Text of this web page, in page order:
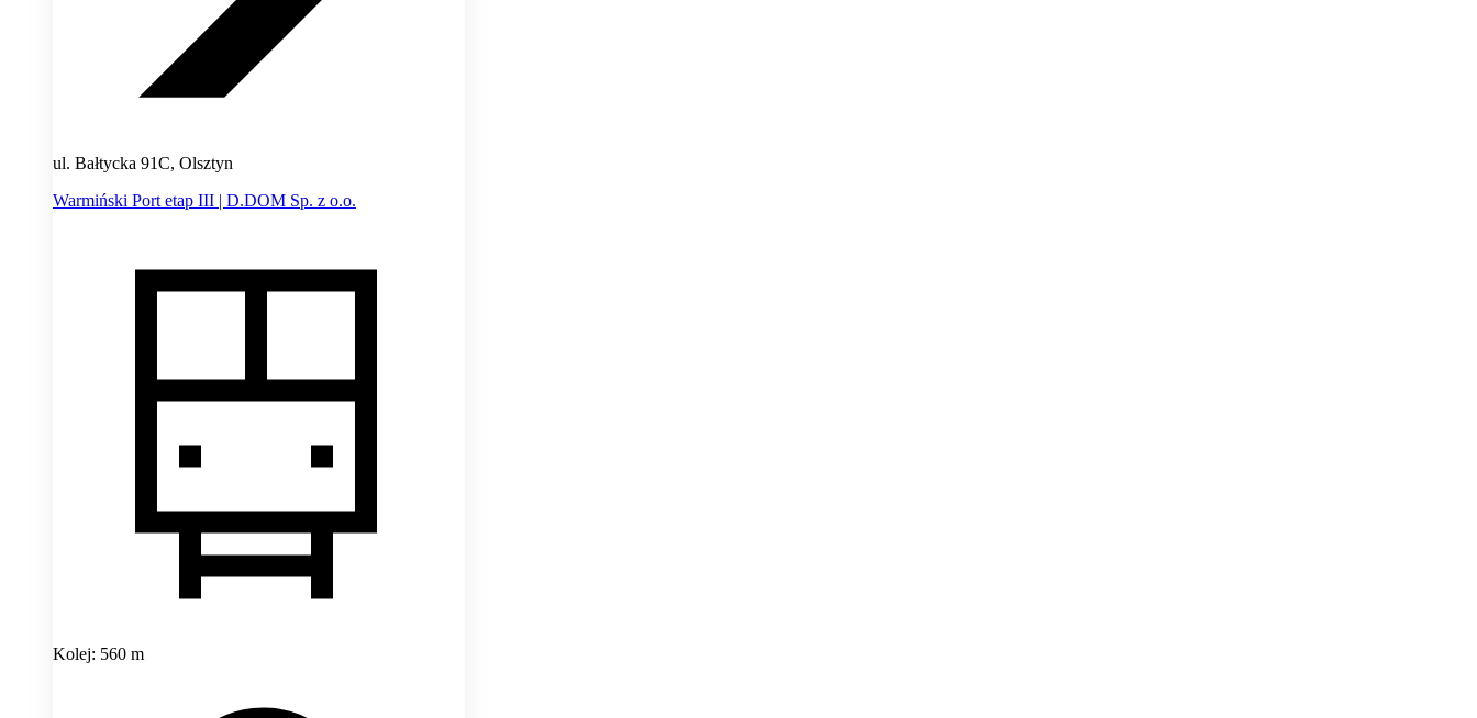
ul. Bałtycka 91C, Olsztyn
Warmiński Port etap III | D.DOM Sp. z o.o.
Kolej: 560 m